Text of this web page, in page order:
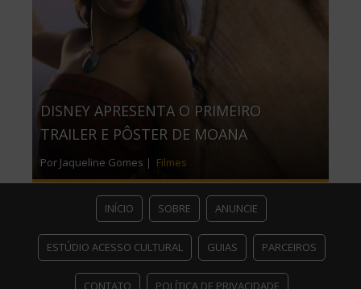
DISNEY APRESENTA O PRIMEIRO
TRAILER E PÔSTER DE MOANA
Por Jaqueline Gomes | Filmes
INÍCIO SOBRE ANUNCIE
ESTÚDIO ACESSO CULTURAL GUIAS PARCEIROS
CONTATO POLÍTICA DE PRIVACIDADE